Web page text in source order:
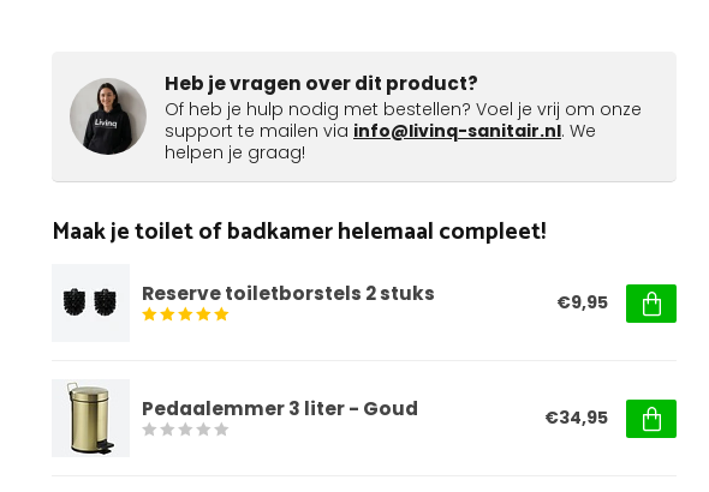
Heb je vragen over dit product?
Of heb je hulp nodig met bestellen? Voel je vrij om onze
support te mailen via info@livinq-sanitair.nl. We
helpen je graag!
Maak je toilet of badkamer helemaal compleet!
Reserve toiletborstels 2 stuks €9,95
Pedaalemmer 3 liter - Goud €34,95